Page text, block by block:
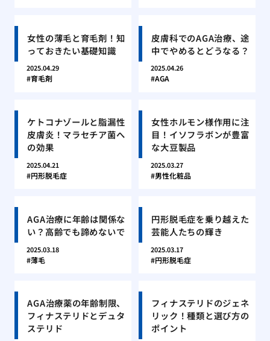
女性の薄毛と育毛剤！知
っておきたい基礎知識
2025.04.29
育毛剤
皮膚科でのAGA治療、途
中でやめるとどうなる？
2025.04.26
AGA
ケトコナゾールと脂漏性
皮膚炎！マラセチア菌へ
の効果
2025.04.21
円形脱毛症
女性ホルモン様作用に注
目！イソフラボンが豊富
な大豆製品
2025.03.27
男性化粧品
AGA治療に年齢は関係な
い？高齢でも諦めないで
2025.03.18
薄毛
円形脱毛症を乗り越えた
芸能人たちの輝き
2025.03.17
円形脱毛症
AGA治療薬の年齢制限、
フィナステリドとデュタ
ステリド
フィナステリドのジェネ
リック！種類と選び方の
ポイント